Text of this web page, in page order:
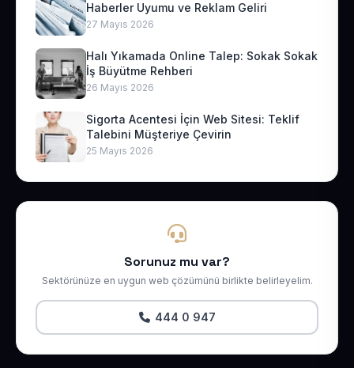
Haberler Uyumu ve Reklam Geliri
27 Mayıs 2026
Halı Yıkamada Online Talep: Sokak Sokak
İş Büyütme Rehberi
26 Mayıs 2026
Sigorta Acentesi İçin Web Sitesi: Teklif
Talebini Müşteriye Çevirin
25 Mayıs 2026
Sorunuz mu var?
Sektörünüze en uygun web çözümünü birlikte belirleyelim.
444 0 947